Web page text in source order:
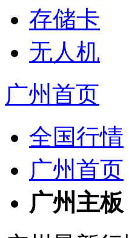
存储卡
无人机
广州首页
全国行情
广州首页
广州主板